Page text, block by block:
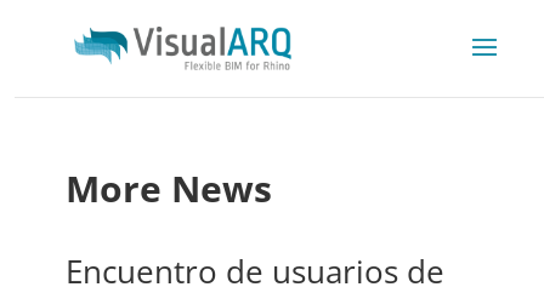
More News
Encuentro de usuarios de